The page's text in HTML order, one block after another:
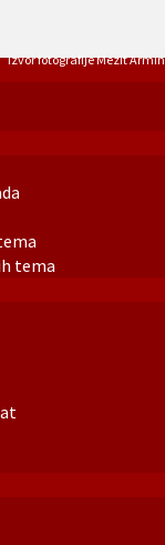
tema
Izvor fotografije Mezit Armin